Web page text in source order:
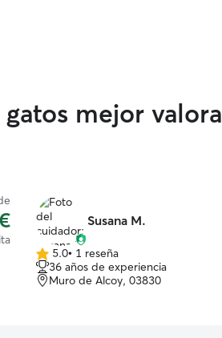
mejor
Susana M.
5.0
de
5
5.0• 1 reseña
36 años de experiencia
Muro de Alcoy, 03830